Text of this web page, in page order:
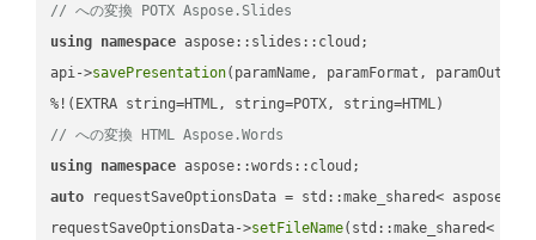
// への変換 POTX Aspose.Slides
using namespace aspose::slides::cloud;
api->savePresentation(paramName, paramFormat,
// への変換 HTML Aspose.Words
using namespace
auto requestSaveOptionsData = std::make_shared<
requestSaveOptionsData->setFileName(std::make_shared<